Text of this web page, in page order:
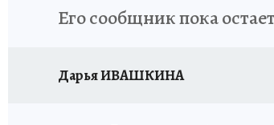
Его сообщник пока
Дарья ИВАШКИНА